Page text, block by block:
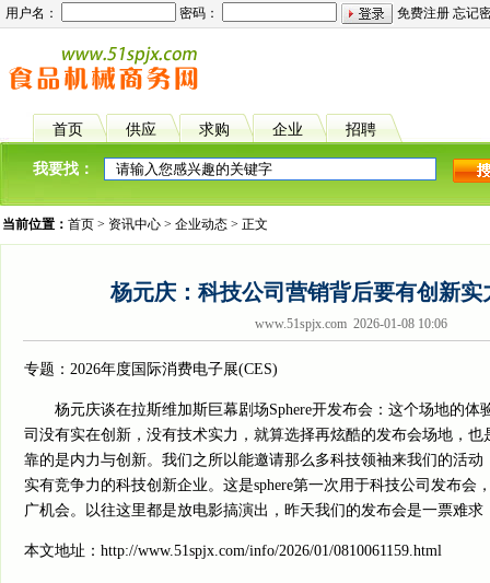
用户名： 密码： 免费注册 忘记
首页 供应 求购 企业 招聘
我要找：
当前位置： 首页 > 资讯中心 > 企业动态 > 正文
杨元庆：科技公司营销背后要有创新实
www.51spjx.com 2026-01-08 10:06
专题：2026年度国际消费电子展(CES)
杨元庆谈在拉斯维加斯巨幕剧场Sphere开发布会：这个场地的体
司没有实在创新，没有技术实力，就算选择再炫酷的发布会场地，
靠的是内力与创新。我们之所以能邀请那么多科技领袖来我们的活
实有竞争力的科技创新企业。这是sphere第一次用于科技公司发布会
广机会。以往这里都是放电影搞演出，昨天我们的发布会是一票难求
本文地址： http://www.51spjx.com/info/2026/01/0810061159.html